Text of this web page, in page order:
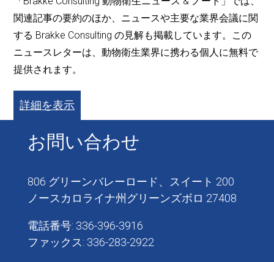
関連記事の要約のほか、ニュースや主要な業界会議に関
する Brakke Consulting の見解も掲載しています。この
ニュースレターは、動物衛生業界に携わる個人に無料で
提供されます。
詳細を表示
お問い合わせ
806 グリーンバレーロード、スイート 200
ノースカロライナ州グリーンズボロ 27408
電話番号: 336-396-3916
ファックス: 336-283-2922